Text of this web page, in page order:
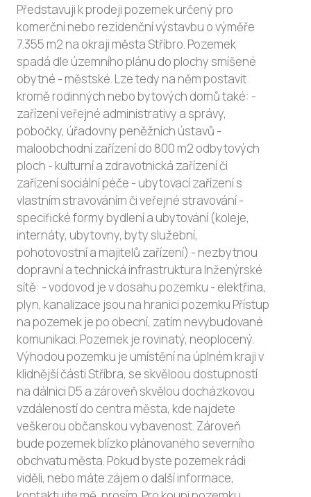
Představuji k prodeji pozemek určený pro
komerční nebo rezidenční výstavbu o výměře
7.355 m2 na okraji města Stříbro. Pozemek
spadá dle územního plánu do plochy smíšené
obytné - městské. Lze tedy na něm postavit
kromě rodinných nebo bytových domů také: -
zařízení veřejné administrativy a správy,
pobočky, úřadovny peněžních ústavů -
maloobchodní zařízení do 800 m2 odbytových
ploch - kulturní a zdravotnická zařízení či
zařízení sociální péče - ubytovací zařízení s
vlastním stravováním či veřejné stravování -
specifické formy bydlení a ubytování (koleje,
internáty, ubytovny, byty služební,
pohotovostní a majitelů zařízení) - nezbytnou
dopravní a technická infrastruktura Inženýrské
sítě: - vodovod je v dosahu pozemku - elektřina,
plyn, kanalizace jsou na hranici pozemku Přístup
na pozemek je po obecní, zatím nevybudované
komunikaci. Pozemek je rovinatý, neoplocený.
Výhodou pozemku je umístění na úplném kraji v
klidnější části Stříbra, se skvěloou dostupností
na dálnici D5 a zároveň skvělou docházkovou
vzdáleností do centra města, kde najdete
veškerou občanskou vybavenost. Zároveň
bude pozemek blízko plánovaného severního
obchvatu města. Pokud byste pozemek rádi
viděli, nebo máte zájem o další informace,